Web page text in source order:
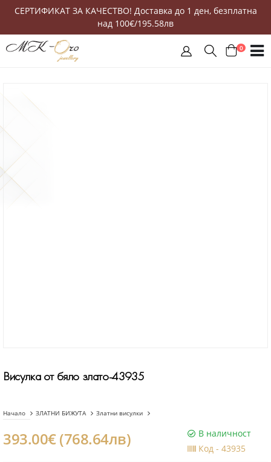
СЕРТИФИКАТ ЗА КАЧЕСТВО! Доставка до 1 ден, безплатна
над 100€/195.58лв
0
Висулка от бяло злато-43935
Начало ЗЛАТНИ БИЖУТА Златни висулки
393.00€ (768.64лв)
В наличност
Код -43935